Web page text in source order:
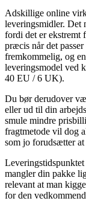
Adskillige online
leveringsmidler. Det
fordi det er ekstremt
præcis når det
fremkommelig, og
leveringsmodel ved
40 EU / 6 UK).
Du bør derudover
eller ud til din
smule mindre
fragtmetode vil dog
som jo forudsætter
mangler din pakke
relevant at man
for den